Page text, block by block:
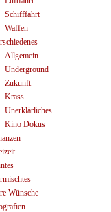
Schifffahrt
Waffen
Allgemein
Underground
Zukunft
Krass
Unerklärliches
Kino Dokus
Wünsche